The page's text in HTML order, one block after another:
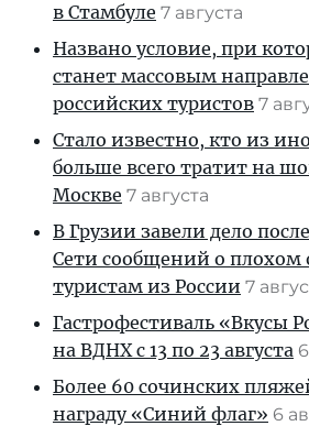
в Стамбуле 7 августа
Названо условие, при
станет массовым
российских туристов 7
Стало известно, кто из
больше всего тратит на
Москве 7 августа
В Грузии завели дело
Сети сообщений о
туристам из России 7
Гастрофестиваль «Вкусы
на ВДНХ с 13 по 23 августа
Более 60 сочинских
награду «Синий флаг» 6